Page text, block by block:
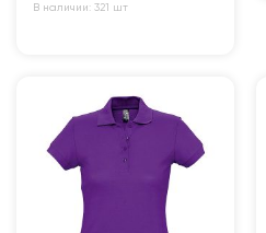
В наличии: 321 шт